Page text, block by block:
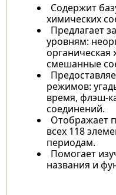
Содержит
химических
Предлагает
уровням:
органическая
смешанные
режимов:
время, флэш-
соединений.
Отображает
всех 118
периодам.
Помогает
названия и